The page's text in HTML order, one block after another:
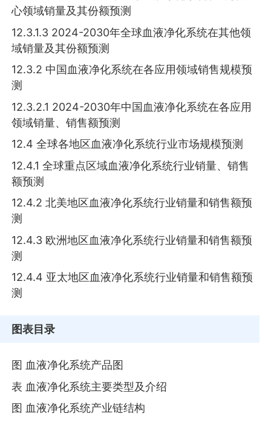
心领域销量及其份额预测
12.3.1.3 2024-2030年全球血液净化系统在其他领
域销量及其份额预测
12.3.2 中国血液净化系统在各应用领域销售规模预
测
12.3.2.1 2024-2030年中国血液净化系统在各应用
领域销量、销售额预测
12.4 全球各地区血液净化系统行业市场规模预测
12.4.1 全球重点区域血液净化系统行业销量、销售
额预测
12.4.2 北美地区血液净化系统行业销量和销售额预
测
12.4.3 欧洲地区血液净化系统行业销量和销售额预
测
12.4.4 亚太地区血液净化系统行业销量和销售额预
测
图表目录
图 血液净化系统产品图
表 血液净化系统主要类型及介绍
图 血液净化系统产业链结构